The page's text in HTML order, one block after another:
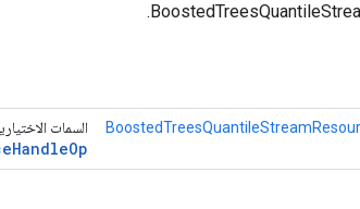
السمات
HandleOp